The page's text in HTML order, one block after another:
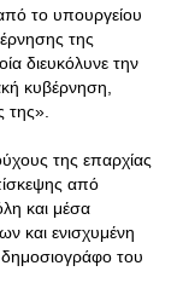
το υπουργείου
της
διευκόλυνε την
κυβέρνηση,
της».
της επαρχίας
από
και μέσα
και ενισχυμένη
του